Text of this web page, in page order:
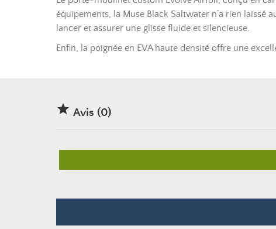
équipements, la Muse Black Saltwater n’a rien
lancer et assurer une glisse fluide et silencieuse.
Enfin, la poignée en EVA haute densité offre une
 Avis (0)